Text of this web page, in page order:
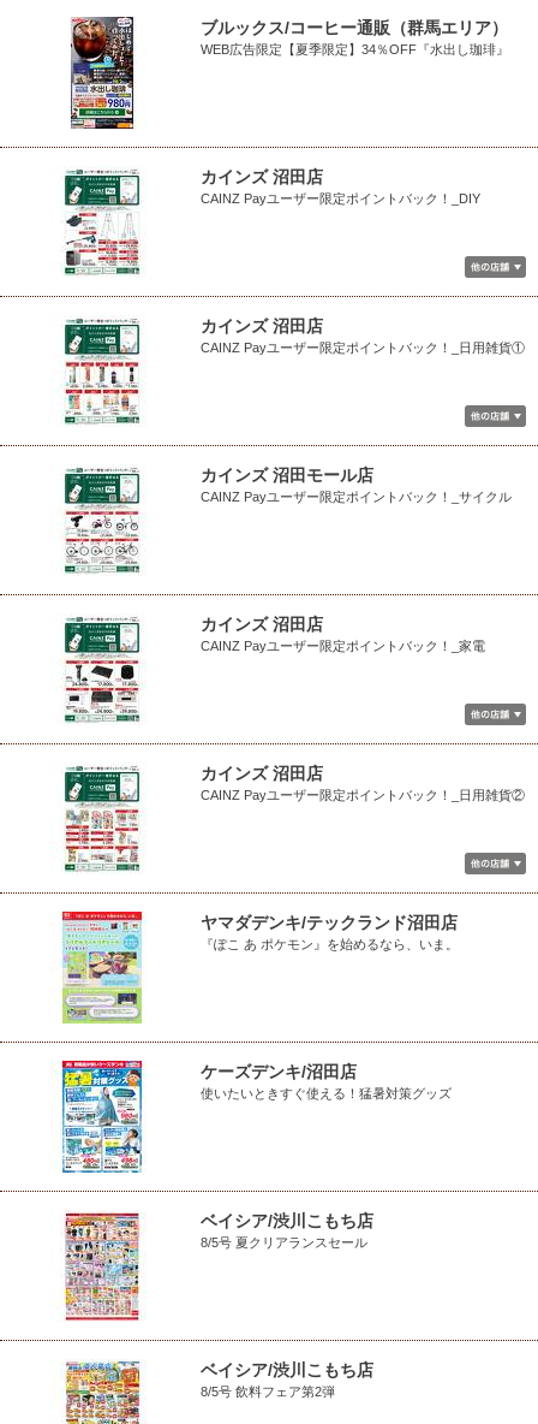
ブルックス/コーヒー通販（群馬エリア）
WEB広告限定【夏季限定】34％OFF『水出し珈琲』
カインズ 沼田店
CAINZ Payユーザー限定ポイントバック！_DIY
カインズ 沼田店
CAINZ Payユーザー限定ポイントバック！_日用雑貨①
カインズ 沼田モール店
CAINZ Payユーザー限定ポイントバック！_サイクル
カインズ 沼田店
CAINZ Payユーザー限定ポイントバック！_家電
カインズ 沼田店
CAINZ Payユーザー限定ポイントバック！_日用雑貨②
ヤマダデンキ/テックランド沼田店
『ぽこ あ ポケモン』を始めるなら、いま。
ケーズデンキ/沼田店
使いたいときすぐ使える！猛暑対策グッズ
ベイシア/渋川こもち店
8/5号 夏クリアランスセール
ベイシア/渋川こもち店
8/5号 飲料フェア第2弾